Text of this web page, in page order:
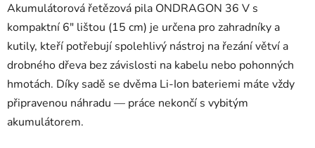
Akumulátorová řetězová pila ONDRAGON 36 V s
kompaktní 6″ lištou (15 cm) je určena pro zahradníky a
kutily, kteří potřebují spolehlivý nástroj na řezání větví a
drobného dřeva bez závislosti na kabelu nebo pohonných
hmotách. Díky sadě se dvěma Li-Ion bateriemi máte vždy
připravenou náhradu — práce nekončí s vybitým
akumulátorem.